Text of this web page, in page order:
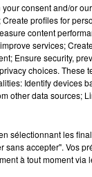
consent and/or
profiles for
content
services;
Ensure security,
choices. These
Identify devices
other data sources;
sélectionnant les
accepter". Vos
à tout moment via